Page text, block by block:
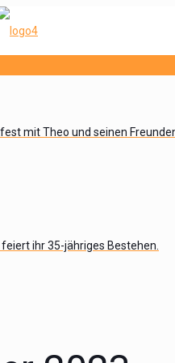
mit Theo und seinen
ihr 35-jähriges Bestehen.